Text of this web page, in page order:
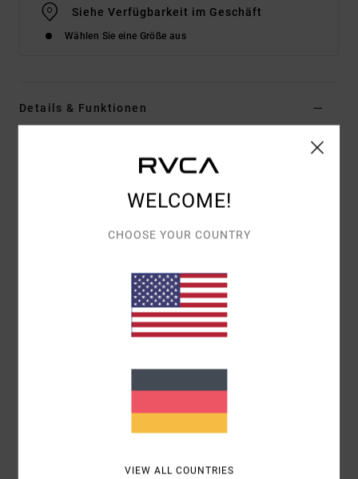
Siehe Verfügbarkeit im Geschäft
Wählen Sie eine Größe aus
Details & Funktionen
Farbcodebrk
100 % Polyester
Rundhalsausschnitt
Zusammensetzung[Hauptstoff] 100 % Polyester
WELCOME!
CHOOSE YOUR COUNTRY
VIEW ALL COUNTRIES